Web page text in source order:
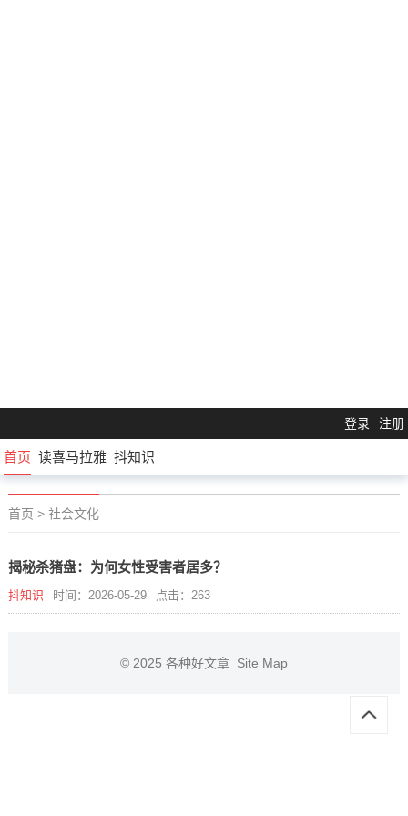
登录 注册
首页 读喜马拉雅 抖知识
首页 > 社会文化
揭秘杀猪盘：为何女性受害者居多？
抖知识 时间：2026-05-29 点击：263
© 2025 各种好文章 Site Map